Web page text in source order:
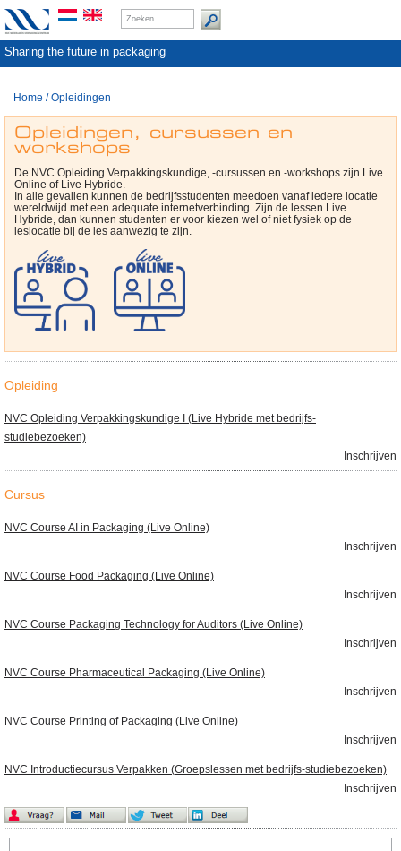
Sharing the future in packaging
Home /Opleidingen
Opleidingen, cursussen en
workshops
De NVC Opleiding Verpakkingskundige, -cursussen en -workshops zijn Live
Online of Live Hybride.
In alle gevallen kunnen de bedrijfsstudenten meedoen vanaf iedere locatie
wereldwijd met een adequate internetverbinding. Zijn de lessen Live
Hybride, dan kunnen studenten er voor kiezen wel of niet fysiek op de
leslocatie bij de les aanwezig te zijn.
Opleiding
NVC Opleiding Verpakkingskundige I (Live Hybride met bedrijfs-
studiebezoeken)
Inschrijven
Cursus
NVC Course AI in Packaging (Live Online)
Inschrijven
NVC Course Food Packaging (Live Online)
Inschrijven
NVC Course Packaging Technology for Auditors (Live Online)
Inschrijven
NVC Course Pharmaceutical Packaging (Live Online)
Inschrijven
NVC Course Printing of Packaging (Live Online)
Inschrijven
NVC Introductiecursus Verpakken (Groepslessen met bedrijfs-studiebezoeken)
Inschrijven